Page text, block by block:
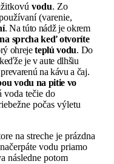
vodu. Zo
(varenie,
. Na túto nádž je okrem
sprcha keď otvoríte
ohrejeteplú vodu. Do
je v aute dlhšiu
na kávu a čaj.
vodu na pitie vo
voda tečie do
počas výletu
na streche je prázdna
vodu priamo
následne potom